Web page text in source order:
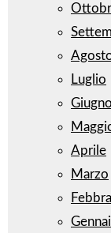
Luglio
Giugno
Aprile
Marzo